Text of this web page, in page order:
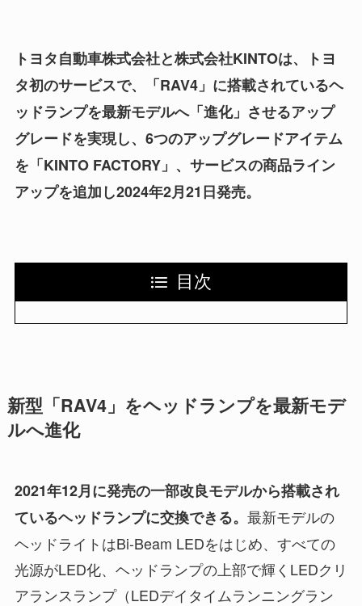
トヨタ自動車株式会社と株式会社KINTOは、トヨ
タ初のサービスで、「RAV4」に搭載されているヘ
ッドランプを最新モデルへ「進化」させるアップ
グレードを実現し、6つのアップグレードアイテム
を「KINTO FACTORY」、サービスの商品ライン
アップを追加し2024年2月21日発売。
目次
新型「RAV4」をヘッドランプを最新モデ
ルへ進化
2021年12月に発売の一部改良モデルから搭載され
ているヘッドランプに交換できる。 最新モデルの
ヘッドライトはBi-Beam LEDをはじめ、すべての
光源がLED化、ヘッドランプの上部で輝くLEDクリ
アランスランプ（LEDデイタイムランニングラン